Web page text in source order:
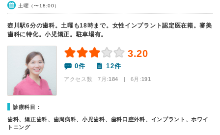
土曜（〜18:00）
壺川駅6分の歯科。土曜も18時まで。女性インプラント認定医在籍。審美
歯科に特化。小児矯正。駐車場有。
3.20
0件 12件
アクセス数 7月:184 | 6月:191
診療科目：
歯科、矯正歯科、歯周病科、小児歯科、歯科口腔外科、インプラント、ホワイ
トニング